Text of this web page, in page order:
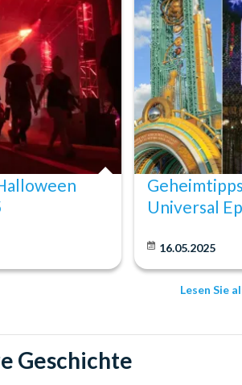
Geheimtipps
Universal
16.05.2025
Lesen Sie
Geschichte